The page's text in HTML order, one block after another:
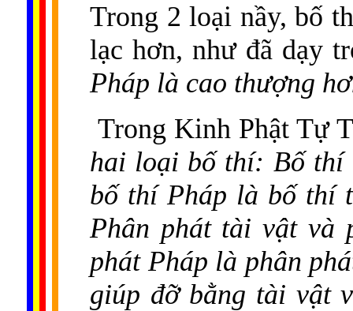
Trong 2 loại nầy, bố
lạc hơn, như đã dạy
Pháp là cao thượng
Trong Kinh Phật Tự
hai loại bố thí: Bố thí
bố thí Pháp là bố thí
Phân phát tài vật và
phát Pháp là phân
giúp đỡ bằng tài vật